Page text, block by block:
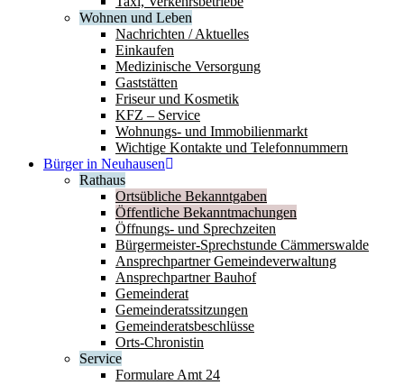
Wohnen und Leben
Nachrichten / Aktuelles
Einkaufen
Medizinische Versorgung
Gaststätten
Friseur und Kosmetik
KFZ – Service
Wohnungs- und Immobilienmarkt
Wichtige Kontakte und Telefonnummern
Bürger in Neuhausen
Rathaus
Ortsübliche Bekanntgaben
Öffentliche Bekanntmachungen
Öffnungs- und Sprechzeiten
Bürgermeister-Sprechstunde Cämmerswalde
Ansprechpartner Gemeindeverwaltung
Ansprechpartner Bauhof
Gemeinderat
Gemeinderatssitzungen
Gemeinderatsbeschlüsse
Orts-Chronistin
Service
Formulare Amt 24